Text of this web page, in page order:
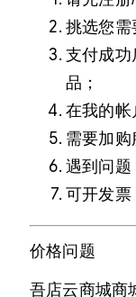
挑选您需
支付成功
品；
在我的帐
需要加购
遇到问题
可开发票
价格问题
吾店云商城商